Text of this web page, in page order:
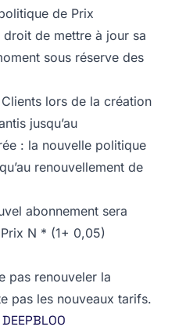
de Prix
droit de mettre à jour sa
sous réserve des
lors de la création
jusqu’au
: la nouvelle politique
renouvellement de
abonnement sera
N * (1+ 0,05)
pas renouveler la
pas les nouveaux tarifs.